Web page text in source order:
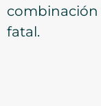
combinación
fatal.